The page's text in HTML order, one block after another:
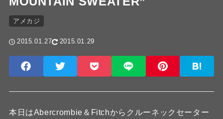
アメカジ
2015.01.27 2015.01.29
本日はAbercrombie＆Fitchからクルーネックセーター